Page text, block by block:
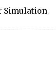
Simulation